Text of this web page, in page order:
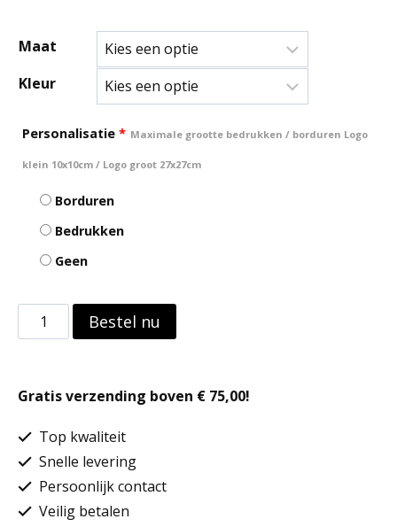
Maat
Kleur
Personalisatie * Maximale grootte bedrukken / borduren Logo
klein 10x10cm / Logo groot 27x27cm
Borduren
Bedrukken
Geen
New
Sparkle
aantal
Bestel nu
Gratis verzending boven € 75,00!
Top kwaliteit
Snelle levering
Persoonlijk contact
Veilig betalen